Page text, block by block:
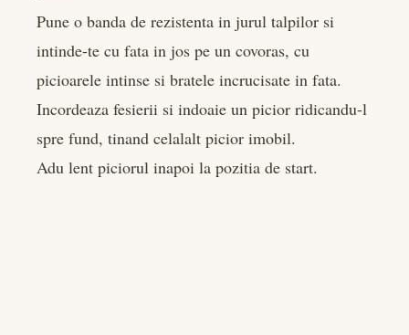
Pune o banda de rezistenta in jurul talpilor si
intinde-te cu fata in jos pe un covoras, cu
picioarele intinse si bratele incrucisate in fata.
Incordeaza fesierii si indoaie un picior ridicandu-l
spre fund, tinand celalalt picior imobil.
Adu lent piciorul inapoi la pozitia de start.